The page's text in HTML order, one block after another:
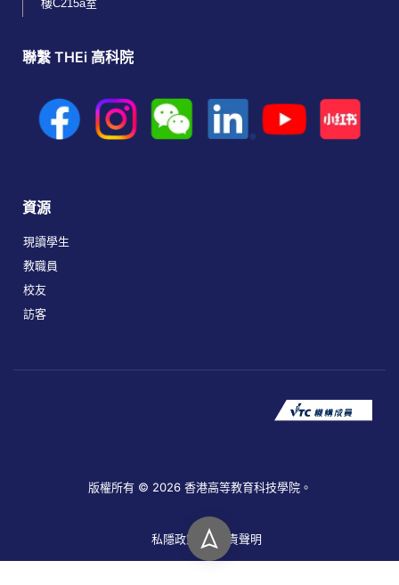
樓C215a室
聯繫 THEi 高科院
資源
現讀學生
教職員
校友
訪客
版權所有 © 2026 香港高等教育科技學院。
私隱政策 免責聲明